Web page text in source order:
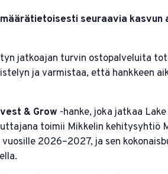
seuraavia
jatkoajan turvin ostopalveluita
ja varmistaa, että hankkeen
& Grow -hanke, joka jatkaa
toimii Mikkelin kehitysyhtiö
2026–2027, ja sen